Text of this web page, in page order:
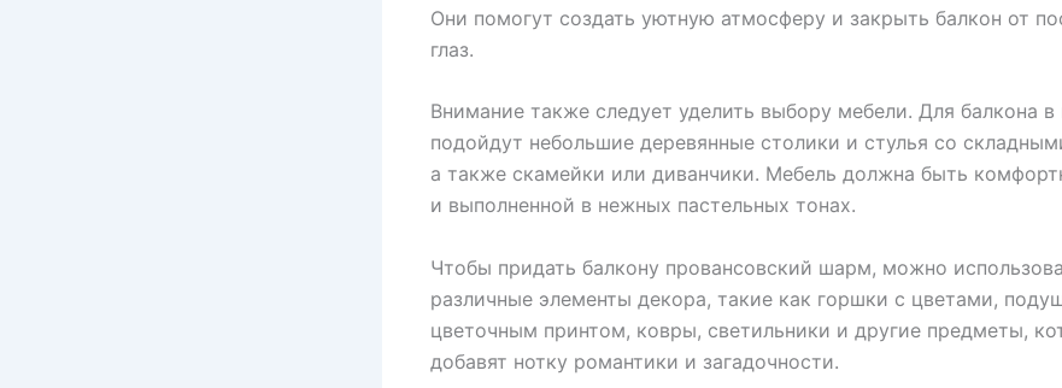
Они помогут создать уютную атмосферу и закрыть балкон от
глаз.
Внимание также следует уделить выбору мебели. Для балкона в
подойдут небольшие деревянные столики и стулья со
а также скамейки или диванчики. Мебель должна быть
и выполненной в нежных пастельных тонах.
Чтобы придать балкону провансовский шарм, можно
различные элементы декора, такие как горшки с цветами,
цветочным принтом, ковры, светильники и другие предметы,
добавят нотку романтики и загадочности.